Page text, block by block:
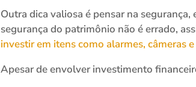
Outra dica valiosa é pensar na
segurança do patrimônio não é errado,
investir em itens como alarmes, câmeras
Apesar de envolver investimento